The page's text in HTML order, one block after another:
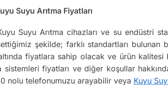
Suyu Arıtma Fiyatları
Suyu Arıtma cihazları ve su endüstri
şekilde; farklı standartları
fiyatlara sahip olacak ve ürün
sistemleri fiyatları ve diğer koşullar
nolu telefonumuzu arayabilir veya Kuyu